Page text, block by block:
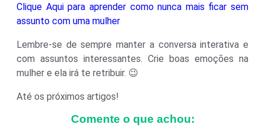
Clique Aqui para aprender como nunca mais ficar sem
assunto com uma mulher
Lembre-se de sempre manter a conversa interativa e
com assuntos interessantes. Crie boas emoções na
mulher e ela irá te retribuir. 😉
Até os próximos artigos!
Comente o que achou: